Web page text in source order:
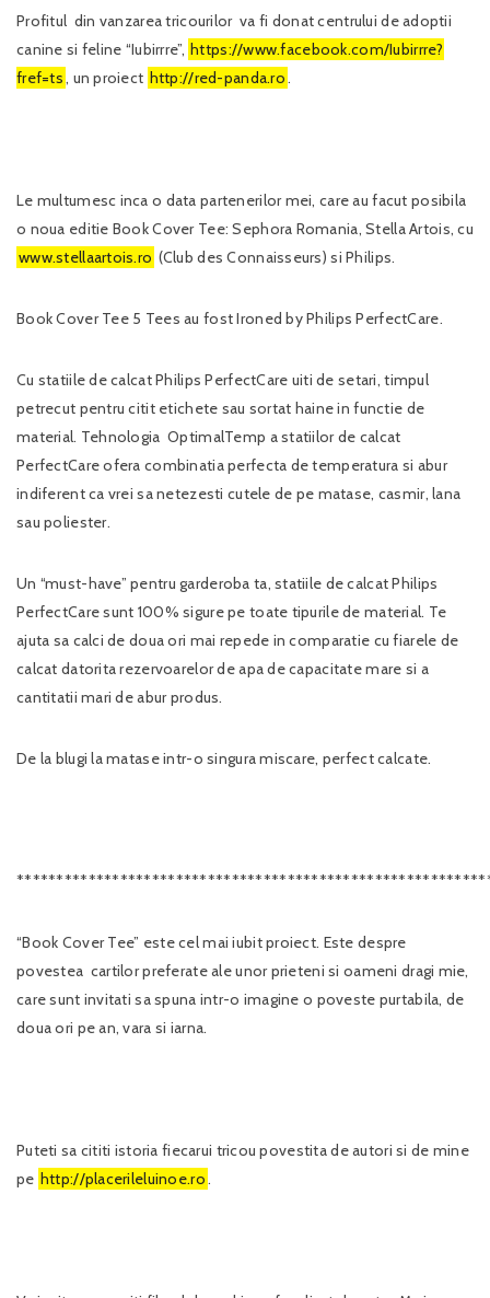
Profitul din vanzarea tricourilor va fi donat centrului de adoptii
canine si feline “Iubirrre”, https://www.facebook.com/Iubirrre?
fref=ts, un proiect http://red-panda.ro.
Le multumesc inca o data partenerilor mei, care au facut posibila
o noua editie Book Cover Tee: Sephora Romania, Stella Artois, cu
www.stellaartois.ro (Club des Connaisseurs) si Philips.
Book Cover Tee 5 Tees au fost Ironed by Philips PerfectCare.
Cu statiile de calcat Philips PerfectCare uiti de setari, timpul
petrecut pentru citit etichete sau sortat haine in functie de
material. Tehnologia OptimalTemp a statiilor de calcat
PerfectCare ofera combinatia perfecta de temperatura si abur
indiferent ca vrei sa netezesti cutele de pe matase, casmir, lana
sau poliester.
Un “must-have” pentru garderoba ta, statiile de calcat Philips
PerfectCare sunt 100% sigure pe toate tipurile de material. Te
ajuta sa calci de doua ori mai repede in comparatie cu fiarele de
calcat datorita rezervoarelor de apa de capacitate mare si a
cantitatii mari de abur produs.
De la blugi la matase intr-o singura miscare, perfect calcate.
“Book Cover Tee” este cel mai iubit proiect. Este despre
povestea cartilor preferate ale unor prieteni si oameni dragi mie,
care sunt invitati sa spuna intr-o imagine o poveste purtabila, de
doua ori pe an, vara si iarna.
Puteti sa cititi istoria fiecarui tricou povestita de autori si de mine
pe http://placerileluinoe.ro.